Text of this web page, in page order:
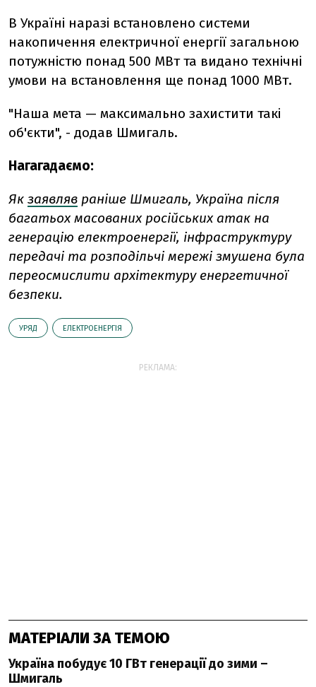
В Україні наразі встановлено системи
накопичення електричної енергії загальною
потужністю понад 500 МВт та видано технічні
умови на встановлення ще понад 1000 МВт.
"Наша мета — максимально захистити такі
об'єкти", - додав Шмигаль.
Нагагадаємо:
Як заявляв раніше Шмигаль, Україна після
багатьох масованих російських атак на
генерацію електроенергії, інфраструктуру
передачі та розподільчі мережі змушена була
переосмислити архітектуру енергетичної
безпеки.
УРЯД ЕЛЕКТРОЕНЕРГІЯ
РЕКЛАМА:
МАТЕРІАЛИ ЗА ТЕМОЮ
Україна побудує 10 ГВт генерації до зими –
Шмигаль